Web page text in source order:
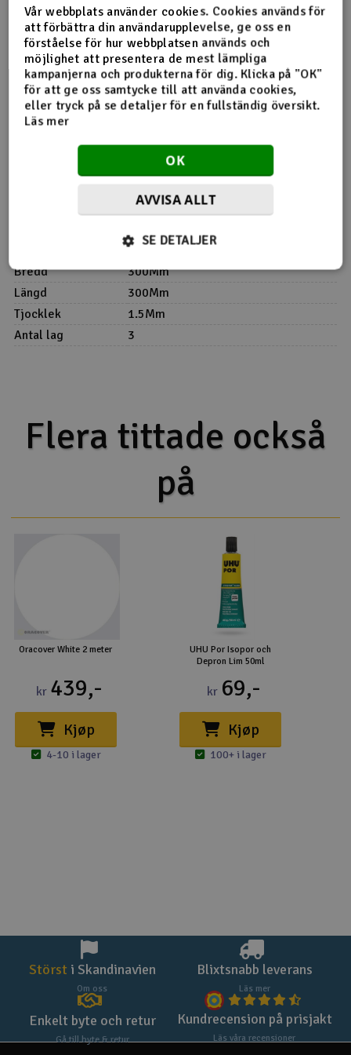
Produktinfo Tipsa en vän Recensioner
Produktinformation
Fanerark för modellbyggnad. Väl lämpad för förstyvningar,
förstärkningar och reparationer. Plattorna är fyrkantiga
30x30cm. Plywood kryssas i 3 lager.
PS! Produkttexten är maskinöversatt från norska.
Bredd
300Mm
Längd
300Mm
Tjocklek
1.5Mm
Antal lag
3
Flera tittade också
på
Oracover White 2 meter
kr 439,-
Kjøp
4-10 i lager
UHU Por Isopor och
Depron Lim 50ml
kr 69,-
Kjøp
100+ i lager
Störst i Skandinavien
Om oss
Blixtsnabb leverans
Läs mer
Enkelt byte och retur
Gå till byte & retur
Kundrecension på prisjakt
Läs våra recensioner
Vår webbplats använder cookies. Cookies används för
att förbättra din användarupplevelse, ge oss en
förståelse för hur webbplatsen används och
möjlighet att presentera de mest lämpliga
kampanjerna och produkterna för dig. Klicka på "OK"
för att ge oss samtycke till att använda cookies,
eller tryck på se detaljer för en fullständig översikt.
Läs mer
OK
AVVISA ALLT
SE DETALJER